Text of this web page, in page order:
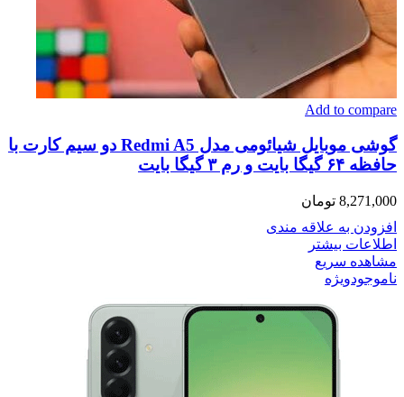
Add to compare
گوشی موبایل شیائومی مدل Redmi A5 دو سیم کارت با
حافظه ۶۴ گیگا بایت و رم ۳ گیگا بایت
8,271,000 تومان
افزودن به علاقه مندی
اطلاعات بیشتر
مشاهده سریع
ناموجودویژه